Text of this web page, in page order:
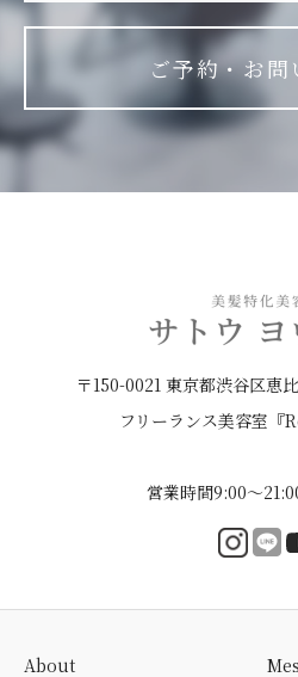
ご予約・お問
〒150-0021 東京都渋谷区恵
フリーランス美容室『
営業時間9:00〜
About